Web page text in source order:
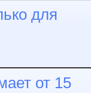
для
от 15